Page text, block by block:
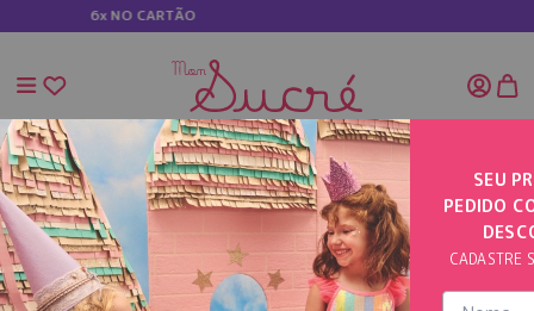
INÍCIO VESTIDO COM CAMADAS
SEU
PEDIDO
CADASTRE